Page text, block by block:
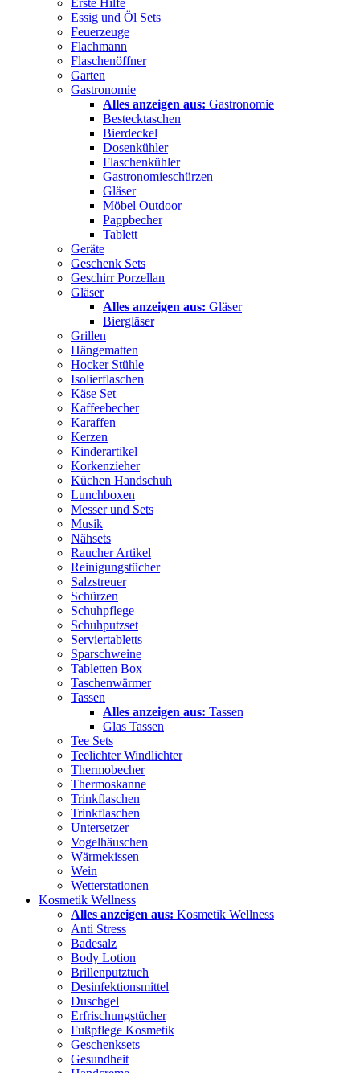
Erste Hilfe
Essig und Öl Sets
Feuerzeuge
Flachmann
Flaschenöffner
Garten
Gastronomie
Alles anzeigen aus: Gastronomie
Bestecktaschen
Bierdeckel
Dosenkühler
Flaschenkühler
Gastronomieschürzen
Gläser
Möbel Outdoor
Pappbecher
Tablett
Geräte
Geschenk Sets
Geschirr Porzellan
Gläser
Alles anzeigen aus: Gläser
Biergläser
Grillen
Hängematten
Hocker Stühle
Isolierflaschen
Käse Set
Kaffeebecher
Karaffen
Kerzen
Kinderartikel
Korkenzieher
Küchen Handschuh
Lunchboxen
Messer und Sets
Musik
Nähsets
Raucher Artikel
Reinigungstücher
Salzstreuer
Schürzen
Schuhpflege
Schuhputzset
Serviertabletts
Sparschweine
Tabletten Box
Taschenwärmer
Tassen
Alles anzeigen aus: Tassen
Glas Tassen
Tee Sets
Teelichter Windlichter
Thermobecher
Thermoskanne
Trinkflaschen
Trinkflaschen
Untersetzer
Vogelhäuschen
Wärmekissen
Wein
Wetterstationen
Kosmetik Wellness
Alles anzeigen aus: Kosmetik Wellness
Anti Stress
Badesalz
Body Lotion
Brillenputztuch
Desinfektionsmittel
Duschgel
Erfrischungstücher
Fußpflege Kosmetik
Geschenksets
Gesundheit